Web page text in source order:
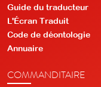
Guide du traducteur
L'Écran Traduit
Code de déontologie
Annuaire
COMMANDITAIRE